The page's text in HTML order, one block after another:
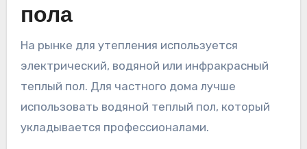
пола
На рынке для утепления используется
электрический, водяной или инфракрасный
теплый пол. Для частного дома лучше
использовать водяной теплый пол, который
укладывается профессионалами.